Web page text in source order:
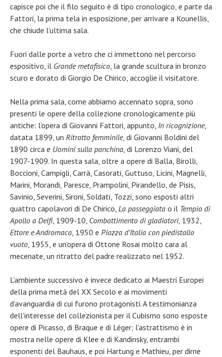
capisce poi che il filo seguito è di tipo cronologico, e parte da
Fattori, la prima tela in esposizione, per arrivare a Kounellis,
che chiude l’ultima sala.
Fuori dalle porte a vetro che ci immettono nel percorso
espositivo, il Grande metafisico , la grande scultura in bronzo
scuro e dorato di Giorgio De Chirico, accoglie il visitatore.
Nella prima sala, come abbiamo accennato sopra, sono
presenti le opere della collezione cronologicamente più
antiche: l’opera di Giovanni Fattori, appunto, In ricognizione,
datata 1899, un Ritratto femminile, di Giovanni Boldini del
1890 circa e Uomini sulla panchina , di Lorenzo Viani, del
1907-1909. In questa sala, oltre a opere di Balla, Birolli,
Boccioni, Campigli, Carrà, Casorati, Guttuso, Licini, Magnelli,
Marini, Morandi, Paresce, Prampolini, Pirandello, de Pisis,
Savinio, Severini, Sironi, Soldati, Tozzi, sono esposti altri
quattro capolavori di De Chirico, La passeggiata o il Tempio di
Apollo a Delfi, 1909-10, Combattimento di gladiatori, 1932,
Ettore e Andromaca , 1950 e Piazza d’Italia con piedistallo
vuoto , 1955, e un’opera di Ottone Rosai molto cara al
mecenate, un ritratto del padre realizzato nel 1952.
L’ambiente successivo è invece dedicato ai Maestri Europei
della prima metà del XX Secolo e ai movimenti
d’avanguardia di cui furono protagonisti. A testimonianza
dell’interesse del collezionista per il Cubismo sono esposte
opere di Picasso, di Braque e di Léger; l’astrattismo è in
mostra nelle opere di Klee e di Kandinsky, entrambi
esponenti del Bauhaus, e poi Hartung e Mathieu, per dirne